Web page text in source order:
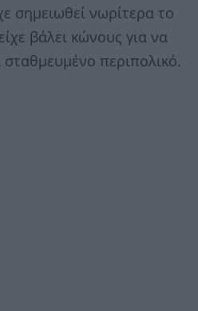
σημειωθεί νωρίτερα το
βάλει κώνους για να
σταθμευμένο περιπολικό.